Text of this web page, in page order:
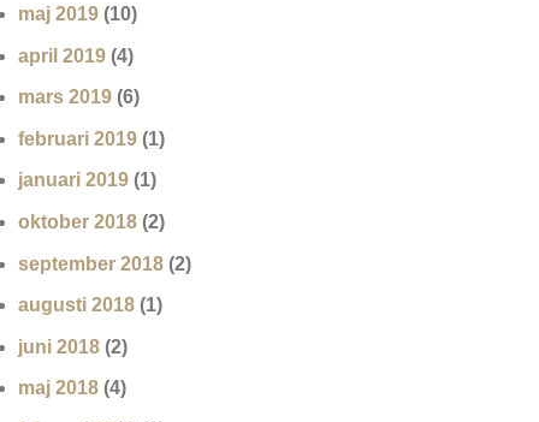
maj 2019 (10)
april 2019 (4)
mars 2019 (6)
februari 2019 (1)
januari 2019 (1)
oktober 2018 (2)
september 2018 (2)
augusti 2018 (1)
juni 2018 (2)
maj 2018 (4)